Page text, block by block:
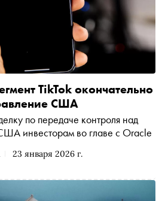
23 января 2026 г.
TikTok окончательно
США
по передаче контроля над
инвесторам во главе с Oracle